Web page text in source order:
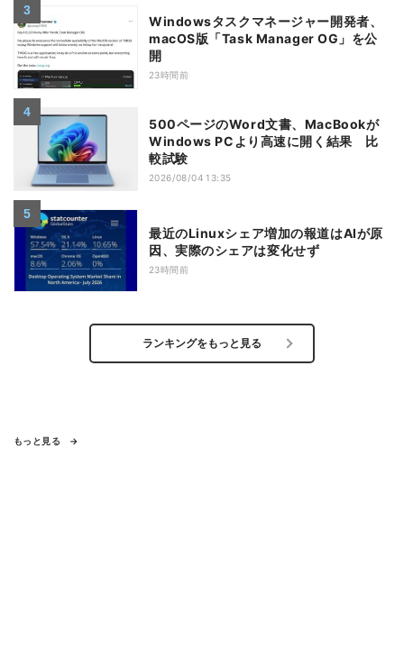
Windowsタスクマネージャー開発者、
macOS版「Task Manager OG」を公
開
23時間前
500ページのWord文書、MacBookが
Windows PCより高速に開く結果 比
較試験
2026/08/04 13:35
最近のLinuxシェア増加の報道はAIが原
因、実際のシェアは変化せず
23時間前
ランキングをもっと見る
もっと見る